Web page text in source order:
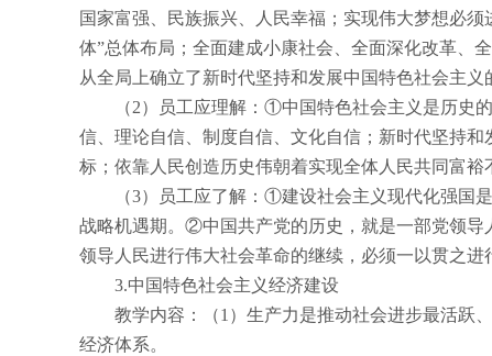
国家富强、民族振兴、人民幸福；实现伟大梦想必
体”总体布局；全面建成小康社会、全面深化改革、
从全局上确立了新时代坚持和发展中国特色社会主义
（2）员工应理解：①中国特色社会主义是历史
信、理论自信、制度自信、文化自信；新时代坚持
标；依靠人民创造历史伟朝着实现全体人民共同富
（3）员工应了解：①建设社会主义现代化强国
战略机遇期。②中国共产党的历史，就是一部党领导
领导人民进行伟大社会革命的继续，必须一以贯之
3.中国特色社会主义经济建设
教学内容：（1 ）生产力是推动社会进步最活跃
经济体系。